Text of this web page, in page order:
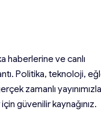
haberlerine ve canlı
Politika, teknoloji,
zamanlı yayınımızla
güvenilir kaynağınız.